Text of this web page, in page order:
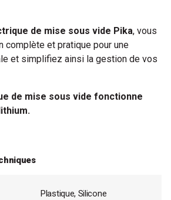
de mise sous vide Pika, vous
complète et pratique pour une
et simplifiez ainsi la gestion de vos
de mise sous vide fonctionne
Plastique, Silicone